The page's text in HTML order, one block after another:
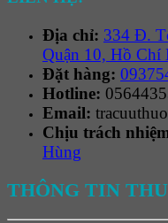
Địa chỉ: 334 Đ.
Quận 10, Hồ Chí
Đặt hàng:
Hotline:
Email:
Chịu trách
Hùng
THÔNG TIN